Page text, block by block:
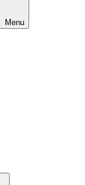
Menu